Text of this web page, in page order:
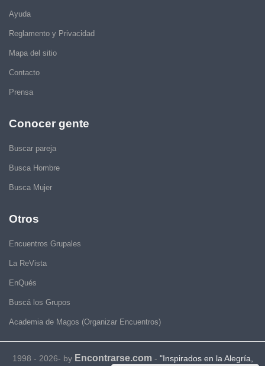
Ayuda
Reglamento y Privacidad
Mapa del sitio
Contacto
Prensa
Conocer gente
Buscar pareja
Busca Hombre
Busca Mujer
Otros
Encuentros Grupales
La ReVista
EnQués
Buscá los Grupos
Academia de Magos (Organizar Encuentros)
1998 - 2026- by Encontrarse.com- "Inspirados en la Alegría,